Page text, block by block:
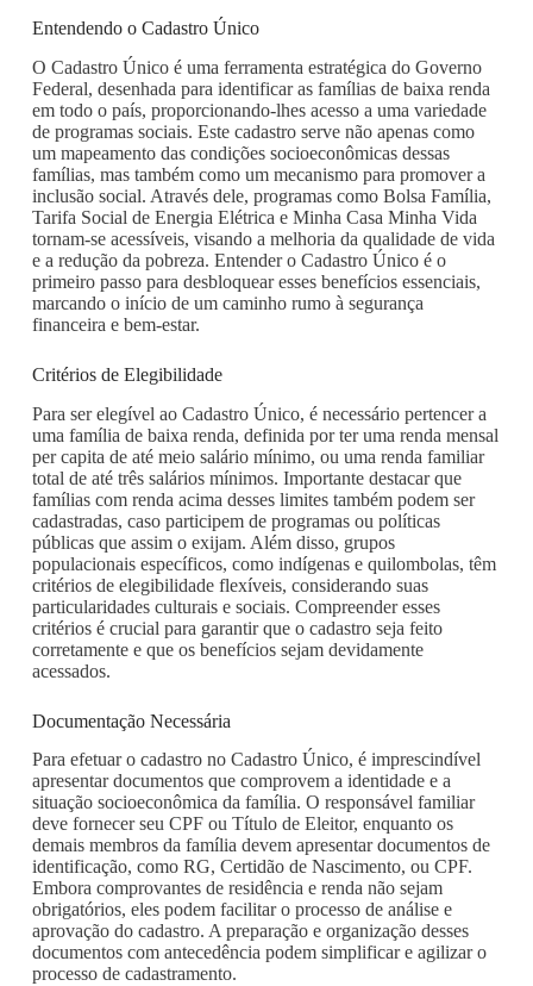
Entendendo o Cadastro Único
O Cadastro Único é uma ferramenta estratégica do Governo
Federal, desenhada para identificar as famílias de baixa renda
em todo o país, proporcionando-lhes acesso a uma variedade
de programas sociais. Este cadastro serve não apenas como
um mapeamento das condições socioeconômicas dessas
famílias, mas também como um mecanismo para promover a
inclusão social. Através dele, programas como Bolsa Família,
Tarifa Social de Energia Elétrica e Minha Casa Minha Vida
tornam-se acessíveis, visando a melhoria da qualidade de vida
e a redução da pobreza. Entender o Cadastro Único é o
primeiro passo para desbloquear esses benefícios essenciais,
marcando o início de um caminho rumo à segurança
financeira e bem-estar.
Critérios de Elegibilidade
Para ser elegível ao Cadastro Único, é necessário pertencer a
uma família de baixa renda, definida por ter uma renda mensal
per capita de até meio salário mínimo, ou uma renda familiar
total de até três salários mínimos. Importante destacar que
famílias com renda acima desses limites também podem ser
cadastradas, caso participem de programas ou políticas
públicas que assim o exijam. Além disso, grupos
populacionais específicos, como indígenas e quilombolas, têm
critérios de elegibilidade flexíveis, considerando suas
particularidades culturais e sociais. Compreender esses
critérios é crucial para garantir que o cadastro seja feito
corretamente e que os benefícios sejam devidamente
acessados.
Documentação Necessária
Para efetuar o cadastro no Cadastro Único, é imprescindível
apresentar documentos que comprovem a identidade e a
situação socioeconômica da família. O responsável familiar
deve fornecer seu CPF ou Título de Eleitor, enquanto os
demais membros da família devem apresentar documentos de
identificação, como RG, Certidão de Nascimento, ou CPF.
Embora comprovantes de residência e renda não sejam
obrigatórios, eles podem facilitar o processo de análise e
aprovação do cadastro. A preparação e organização desses
documentos com antecedência podem simplificar e agilizar o
processo de cadastramento.